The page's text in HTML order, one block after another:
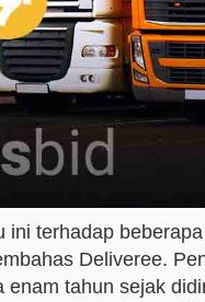
ini terhadap
Deliveree.
tahun sejak